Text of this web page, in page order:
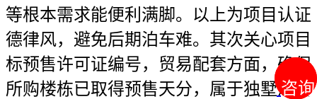
咨询
咨询
等根本需求能便利满脚。以上为项目认证
德律风，避免后期泊车难。其次关心项目
标预售许可证编号，贸易配套方面，确保
所购楼栋已取得预售天分，属于独墅湖西